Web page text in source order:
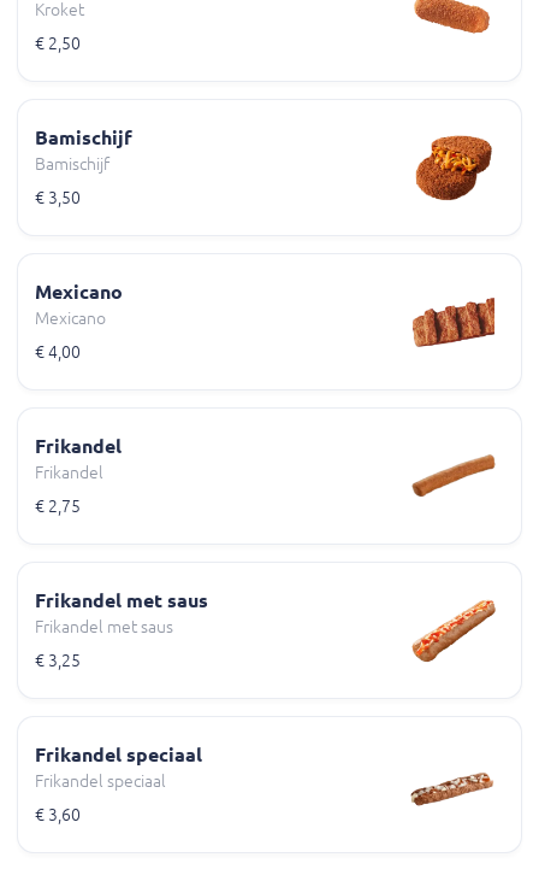
Kroket
€ 2,50
Bamischijf
Bamischijf
€ 3,50
Mexicano
Mexicano
€ 4,00
Frikandel
Frikandel
€ 2,75
Frikandel met saus
Frikandel met saus
€ 3,25
Frikandel speciaal
Frikandel speciaal
€ 3,60